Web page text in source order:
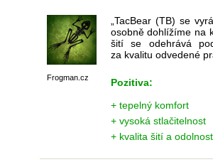
Frogman.cz
„TacBear (TB) se
osobně dohlížíme na
šití se odehrává
za kvalitu odvedené
Pozitiva:
+ tepelný komfort
+ vysoká stlačitelnost
+ kvalita šití a